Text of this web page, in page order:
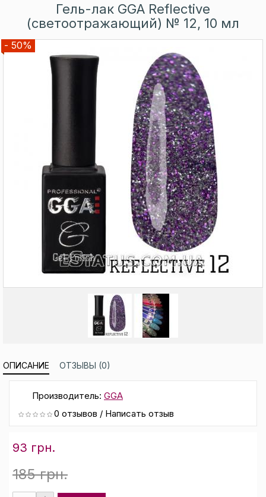
Гель-лак GGA Reflective
(светоотражающий) № 12, 10 мл
- 50%
ОПИСАНИЕ ОТЗЫВЫ (0)
Производитель: GGA
0 отзывов / Написать отзыв
93 грн.
185 грн.